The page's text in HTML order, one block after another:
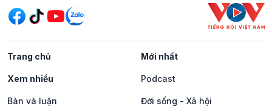
Trang chủ Mới nhất
Xem nhiều Podcast
Bàn và luận Đời sống - Xã hội